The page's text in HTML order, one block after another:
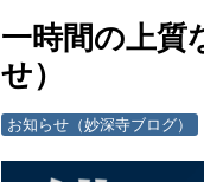
一時間の上質
せ）
お知らせ（妙深寺ブログ）